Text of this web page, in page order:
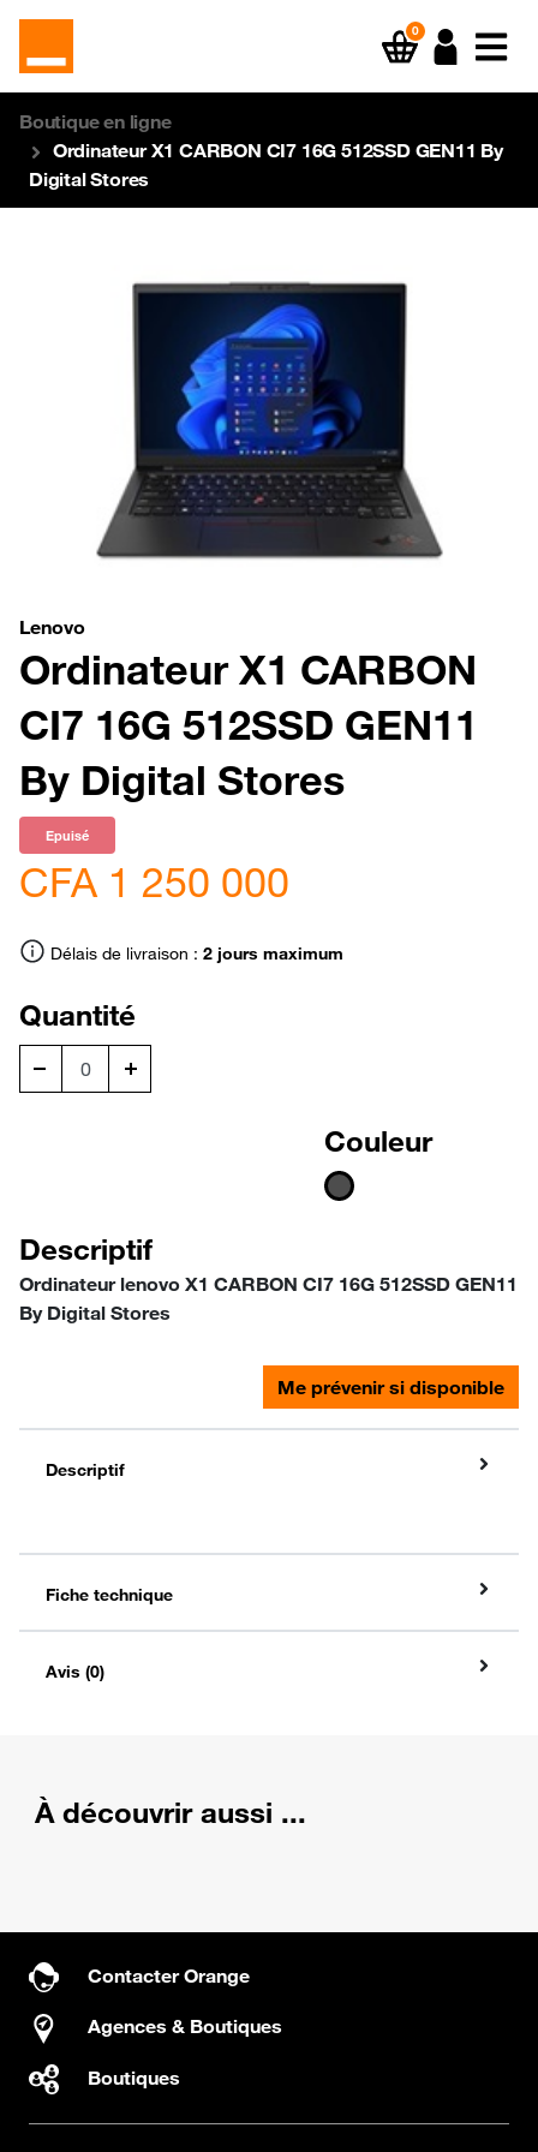
0
Boutique en ligne
Ordinateur X1 CARBON CI7 16G 512SSD GEN11 By
Digital Stores
Previous
Lenovo
Ordinateur X1 CARBON
CI7 16G 512SSD GEN11
By Digital Stores
Epuisé
CFA 1 250 000
Délais de livraison : 2 jours maximum
Quantité
Couleur
Descriptif
Ordinateur lenovo X1 CARBON CI7 16G 512SSD GEN11
By Digital Stores
Me prévenir si disponible
Descriptif
Fiche technique
Avis (0)
À découvrir aussi ...
Contacter Orange
Agences & Boutiques
Boutiques